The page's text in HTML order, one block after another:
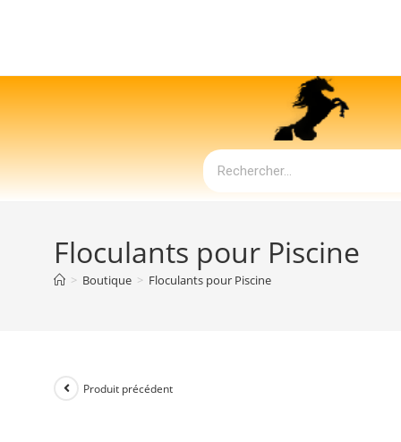
Floculants pour Piscine
> Boutique > Floculants pour Piscine
Produit précédent